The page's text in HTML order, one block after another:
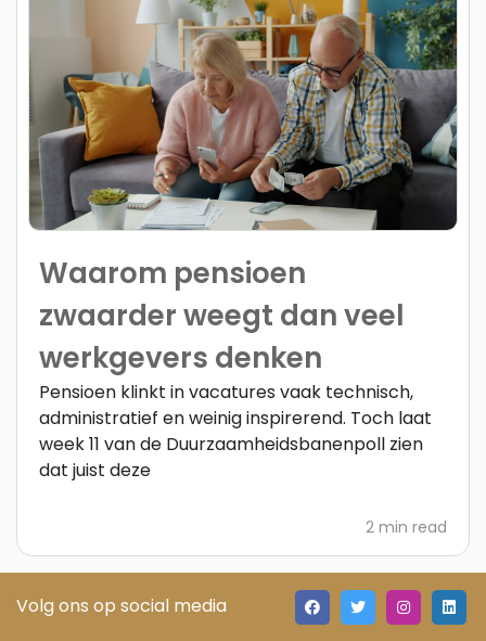
Waarom pensioen
zwaarder weegt dan veel
werkgevers denken
Pensioen klinkt in vacatures vaak technisch,
administratief en weinig inspirerend. Toch laat
week 11 van de Duurzaamheidsbanenpoll zien
dat juist deze
2 min read
Volg ons op social media